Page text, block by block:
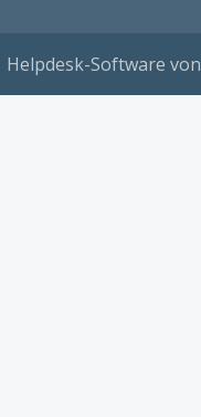
Helpdesk-Software von